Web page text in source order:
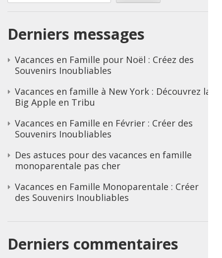
Derniers messages
Vacances en Famille pour Noël : Créez des
Souvenirs Inoubliables
Vacances en famille à New York : Découvrez la
Big Apple en Tribu
Vacances en Famille en Février : Créer des
Souvenirs Inoubliables
Des astuces pour des vacances en famille
monoparentale pas cher
Vacances en Famille Monoparentale : Créer
des Souvenirs Inoubliables
Derniers commentaires